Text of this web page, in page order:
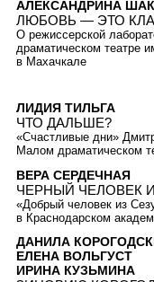
АЛЕКСАНДРИНА
ЛЮБОВЬ — ЭТО
О режиссерской
драматическом театре
в Махачкале
ЛИДИЯ ТИЛЬГА
ЧТО ДАЛЬШЕ?
«Счастливые дни»
Малом драматическом
ВЕРА СЕРДЕЧНАЯ
ЧЕРНЫЙ ЧЕЛОВЕК
«Добрый человек из
в Краснодарском
ДАНИЛА
ЕЛЕНА ВОЛЬГУСТ
ИРИНА КУЗЬМИНА